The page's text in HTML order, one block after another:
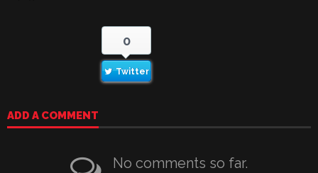
0
Twitter
ADD A COMMENT
No comments so far.